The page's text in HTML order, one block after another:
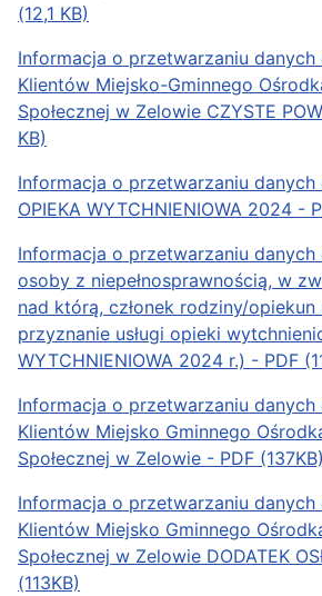
(12,1 KB)
Informacja o przetwarzaniu
Klientów Miejsko-Gminnego
Społecznej w Zelowie CZYSTE
KB)
Informacja o przetwarzaniu
OPIEKA WYTCHNIENIOWA 2024 -
Informacja o przetwarzaniu
osoby z niepełnosprawnością, w
nad którą, członek rodziny/opiekun
przyznanie usługi opieki
WYTCHNIENIOWA 2024 r.) - PDF
Informacja o przetwarzaniu
Klientów Miejsko Gminnego
Społecznej w Zelowie - PDF (137KB)
Informacja o przetwarzaniu
Klientów Miejsko Gminnego
Społecznej w Zelowie DODATEK
(113KB)